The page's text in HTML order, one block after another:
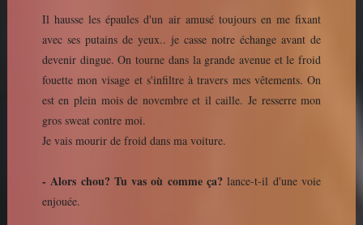
Il hausse les épaules d'un air amusé toujours en me fixant
avec ses putains de yeux.. je casse notre échange avant de
devenir dingue. On tourne dans la grande avenue et le froid
fouette mon visage et s'infiltre à travers mes vêtements. On
est en plein mois de novembre et il caille. Je resserre mon
gros sweat contre moi.
Je vais mourir de froid dans ma voiture.
- Alors chou? Tu vas où comme ça? lance-t-il d'une voie
enjouée.